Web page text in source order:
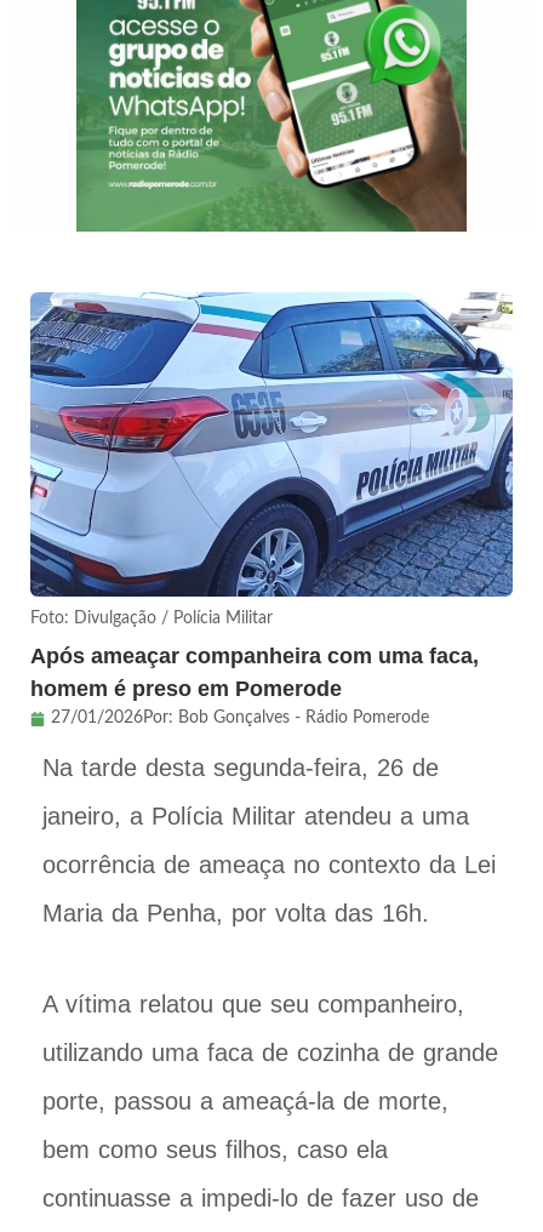
Foto: Divulgação / Polícia Militar
Após ameaçar companheira com uma faca,
homem é preso em Pomerode
27/01/2026Por: Bob Gonçalves - Rádio Pomerode
Na tarde desta segunda-feira, 26 de
janeiro, a Polícia Militar atendeu a uma
ocorrência de ameaça no contexto da Lei
Maria da Penha, por volta das 16h.
A vítima relatou que seu companheiro,
utilizando uma faca de cozinha de grande
porte, passou a ameaçá-la de morte,
bem como seus filhos, caso ela
continuasse a impedi-lo de fazer uso de